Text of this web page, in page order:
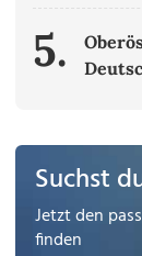
5.
Suchst
Jetzt den
finden